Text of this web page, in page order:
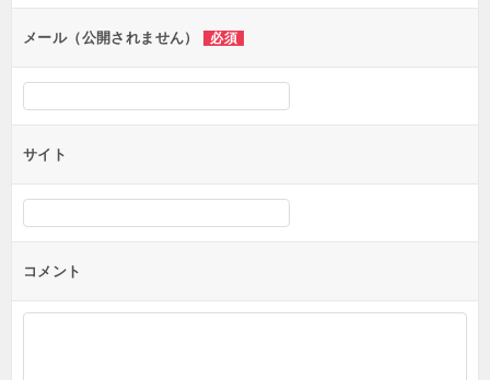
ンメール（公開されません） 必須
サイト
コメント